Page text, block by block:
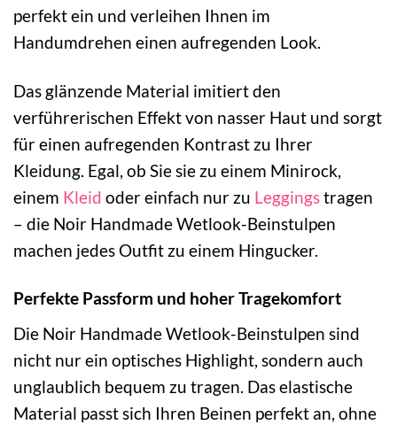
perfekt ein und verleihen Ihnen im
Handumdrehen einen aufregenden Look.
Das glänzende Material imitiert den
verführerischen Effekt von nasser Haut und sorgt
für einen aufregenden Kontrast zu Ihrer
Kleidung. Egal, ob Sie sie zu einem Minirock,
einem Kleid oder einfach nur zu Leggingstragen
– die Noir Handmade Wetlook-Beinstulpen
machen jedes Outfit zu einem Hingucker.
Perfekte Passform und hoher Tragekomfort
Die Noir Handmade Wetlook-Beinstulpen sind
nicht nur ein optisches Highlight, sondern auch
unglaublich bequem zu tragen. Das elastische
Material passt sich Ihren Beinen perfekt an, ohne